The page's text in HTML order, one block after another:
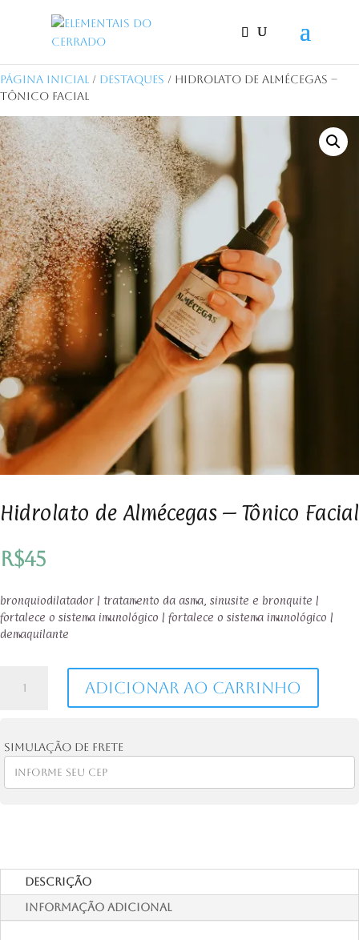
Página Inicial / Destaques / Hidrolato de Almécegas –
Tônico Facial
Hidrolato de Almécegas – Tônico Facial
R$45
bronquiodilatador | tratamento da asma, sinusite e bronquite |
fortalece o sistema imunológico | fortalece o sistema imunológico |
demaquilante
Tônico
Facial
quantidade
Adicionar ao carrinho
Simulação de frete
Descrição
Informação adicional